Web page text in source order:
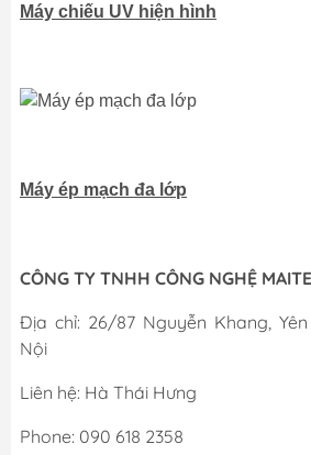
Máy chiếu UV hiện hình
Máy ép mạch đa lớp
CÔNG TY TNHH CÔNG NGHỆ
Địa chỉ: 26/87 Nguyễn Khang,
Nội
Liên hệ: Hà Thái
Phone: 090 618 2358